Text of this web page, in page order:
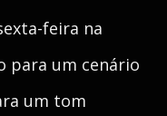
feira na
para um cenário
um tom